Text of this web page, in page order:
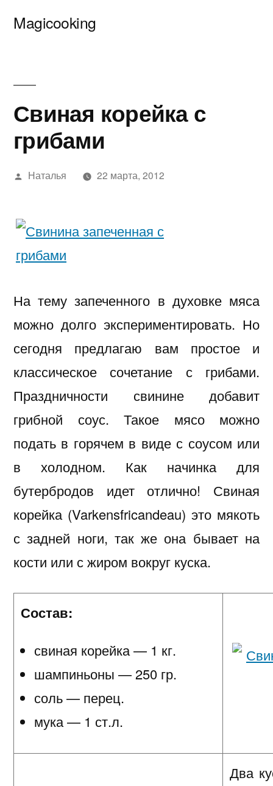
Magicooking
Свиная корейка с
грибами
Написано
Наталья 22 марта, 2012
На тему запеченного в духовке мяса
можно долго экспериментировать. Но
сегодня предлагаю вам простое и
классическое сочетание с грибами.
Праздничности свинине добавит
грибной соус. Такое мясо можно
подать в горячем в виде с соусом или
в холодном. Как начинка для
бутербродов идет отлично! Свиная
корейка (Varkensfricandeau) это мякоть
с задней ноги, так же она бывает на
кости или с жиром вокруг куска.
Состав:
свиная корейка — 1 кг.
шампиньоны — 250 гр.
соль — перец.
мука — 1 ст.л.
Два